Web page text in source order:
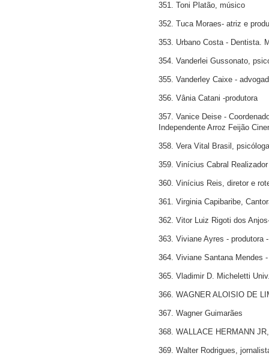
351. Toni Platão, músico
352. Tuca Moraes- atriz e
353. Urbano Costa - Dentista.
354. Vanderlei Gussonato,
355. Vanderley Caixe -
356. Vânia Catani -produtora
357. Vanice Deise -
Independente Arroz Feijão
358. Vera Vital Brasil,
359. Vinícius Cabral Realizador
360. Vinícius Reis, diretor e
361. Virginia Capibaribe,
362. Vitor Luiz Rigoti dos
363. Viviane Ayres - produtora
364. Viviane Santana Mendes
365. Vladimir D. Micheletti
366. WAGNER ALOISIO DE
367. Wagner Guimarães
368. WALLACE HERMANN
369. Walter Rodrigues,